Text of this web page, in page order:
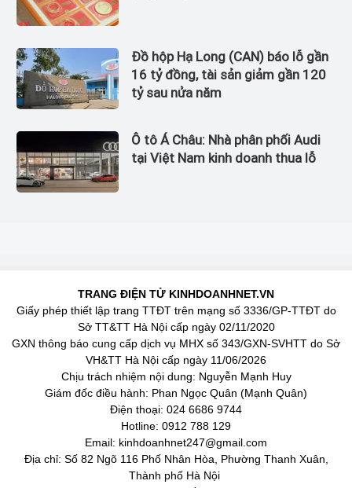
Đồ hộp Hạ Long (CAN) báo lỗ gần
16 tỷ đồng, tài sản giảm gần 120
tỷ sau nửa năm
Ô tô Á Châu: Nhà phân phối Audi
tại Việt Nam kinh doanh thua lỗ
TRANG ĐIỆN TỬ KINHDOANHNET.VN
Giấy phép thiết lập trang TTĐT trên mạng số 3336/GP-TTĐT do
Sở TT&TT Hà Nội cấp ngày 02/11/2020
GXN thông báo cung cấp dịch vụ MHX số 343/GXN-SVHTT do Sở
VH&TT Hà Nội cấp ngày 11/06/2026
Chịu trách nhiệm nội dung: Nguyễn Mạnh Huy
Giám đốc điều hành: Phan Ngọc Quân (Mạnh Quân)
Điện thoại: 024 6686 9744
Hotline: 0912 788 129
Email: kinhdoanhnet247@gmail.com
Địa chỉ: Số 82 Ngõ 116 Phố Nhân Hòa, Phường Thanh Xuân,
Thành phố Hà Nội